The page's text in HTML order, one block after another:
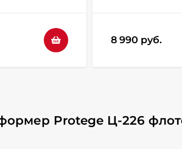
8 990 руб.
Protege Ц-226